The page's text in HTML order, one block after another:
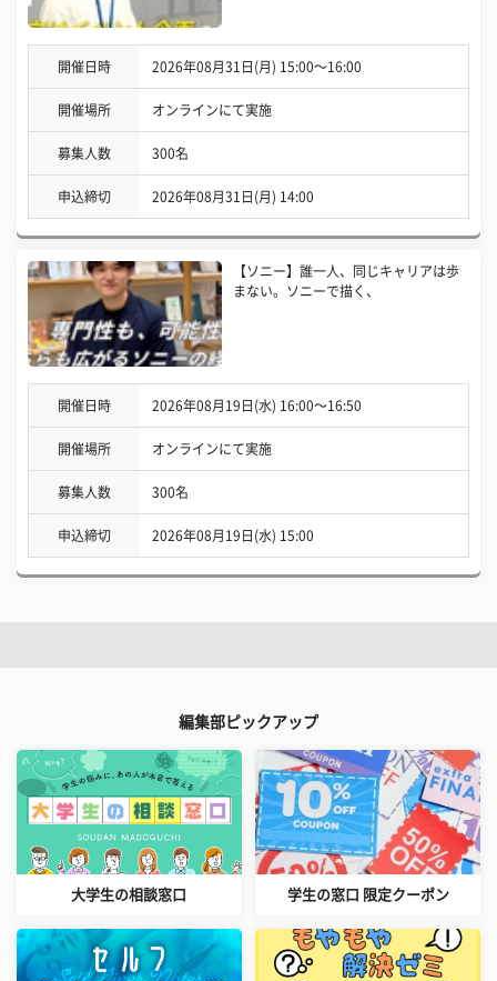
開催日時 2026年08月31日(月) 15:00〜16:00
開催場所 オンラインにて実施
募集人数 300名
申込締切 2026年08月31日(月) 14:00
【ソニー】誰一人、同じキャリアは歩
まない。ソニーで描く、
開催日時 2026年08月19日(水) 16:00〜16:50
開催場所 オンラインにて実施
募集人数 300名
申込締切 2026年08月19日(水) 15:00
編集部ピックアップ
大学生の相談窓口 学生の窓口 限定クーポン